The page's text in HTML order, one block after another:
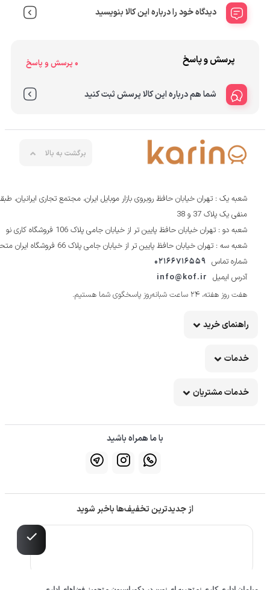
دیدگاه خود را درباره این کالا بنویسید
پرسش و پاسخ 0 پرسش و پاسخ
شما هم درباره این کالا پرسش ثبت کنید
برگشت به بالا
شعبه یک : تهران خیابان حافظ روبروی بازار موبایل ایران، مجتمع تجاری ایرانیان،
منفی یک پلاک 37 و 38
شعبه دو : تهران خیابان حافظ پایین تر از خیابان جامی پلاک 106 فروشگاه کاری نو
شعبه سه : تهران خیابان حافظ پایین تر از خیابان جامی پلاک 66 فروشگاه ایران متحد
شماره تماس 02166716559
آدرس ایمیل info@kof.ir
هفت روز هفته، ۲۴ ساعت شبانه‌روز پاسخگوی شما هستیم.
راهنمای خرید
خدمات
خدمات مشتریان
با ما همراه باشید
از جدیدترین تخفیف‌ها باخبر شوید